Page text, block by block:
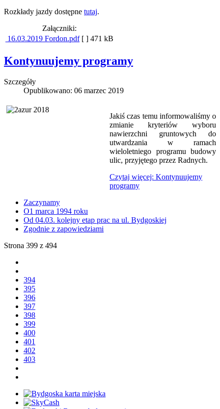
Rozkłady jazdy dostępne tutaj.
Załączniki:
16.03.2019 Fordon.pdf [ ] 471 kB
Kontynuujemy programy
Szczegóły
Opublikowano: 06 marzec 2019
Jakiś czas temu informowaliśmy o
zmianie kryteriów wyboru
nawierzchni gruntowych do
utwardzania w ramach
wieloletniego programu budowy
ulic, przyjętego przez Radnych.
Czytaj więcej: Kontynuujemy
programy
Zaczynamy
O1 marca 1994 roku
Od 04.03. kolejny etap prac na ul. Bydgoskiej
Zgodnie z zapowiedziami
Strona 399 z 494
394
395
396
397
398
399
400
401
402
403